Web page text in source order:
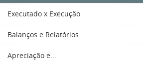
Executado x Execução
Balanços e Relatórios
Apreciação e...